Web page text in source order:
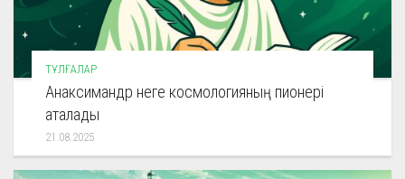
ТҰЛҒАЛАР
Анаксимандр неге космологияның пионері
аталады
21.08.2025